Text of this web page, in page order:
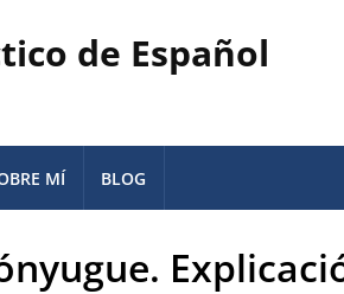
de Español
MÍ BLOG